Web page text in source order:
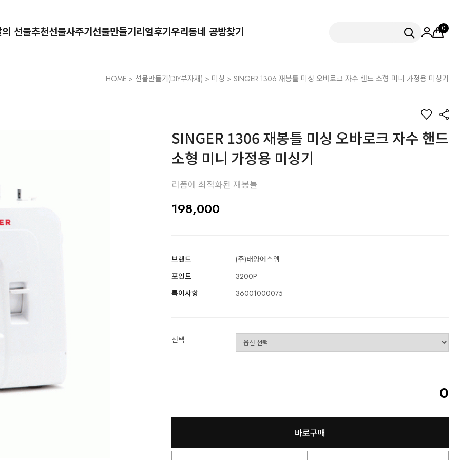
선물추천선물사주기 선물만들기 리얼후기 우리동네 공방찾기 0
HOME > 선물만들기(DIY부자재) > 미싱 > SINGER 1306 재봉틀 미싱 오바로크 자수 핸드 소형 미니 가정용 미싱기
SINGER 1306 재봉틀 미싱 오바로크 자수 핸드
소형 미니 가정용 미싱기
리폼에 최적화된 재봉틀
198,000
브랜드
(주)태양에스엠
포인트
3200P
특이사항
36001000075
선택
0
바로구매